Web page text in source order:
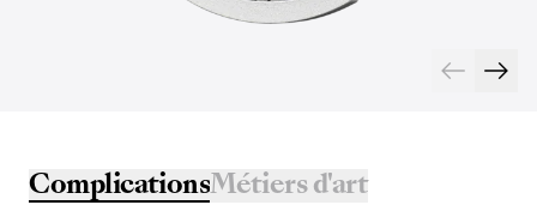
ComplicationsMétiers d'art